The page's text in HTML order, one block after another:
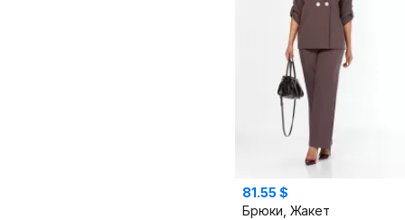
81.55 $
Брюки, Жакет